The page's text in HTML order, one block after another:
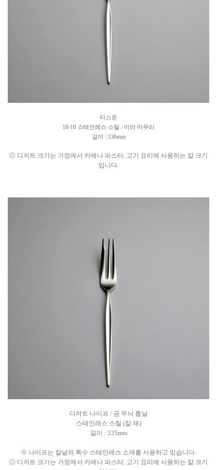
티스푼
18-10 스테인레스 스틸 / 미러 마무리
길이 : 136mm
◎ 디저트 크기는 가정에서 카레나 파스타, 고기 요리에 사용하는 칼 크기
입니다.
디저트 나이프 / 공 무늬 톱날
스테인레스 스틸 (칼 재)
길이 : 225mm
※ 나이프는 칼날의 특수 스테인레스 소재를 사용하고 있습니다.
◎ 디저트 크기는 가정에서 카레나 파스타, 고기 요리에 사용하는 칼 크기